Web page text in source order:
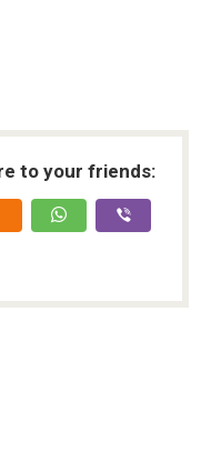
to your friends: